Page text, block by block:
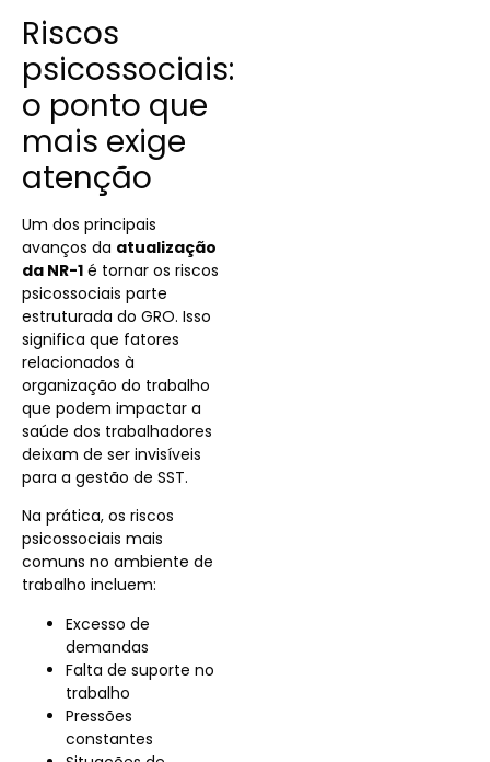
Riscos
psicossociais:
o ponto que
mais exige
atenção
Um dos principais
avanços da atualização
da NR-1 é tornar os riscos
psicossociais parte
estruturada do GRO. Isso
significa que fatores
relacionados à
organização do trabalho
que podem impactar a
saúde dos trabalhadores
deixam de ser invisíveis
para a gestão de SST.
Na prática, os riscos
psicossociais mais
comuns no ambiente de
trabalho incluem:
Excesso de
demandas
Falta de suporte no
trabalho
Pressões
constantes